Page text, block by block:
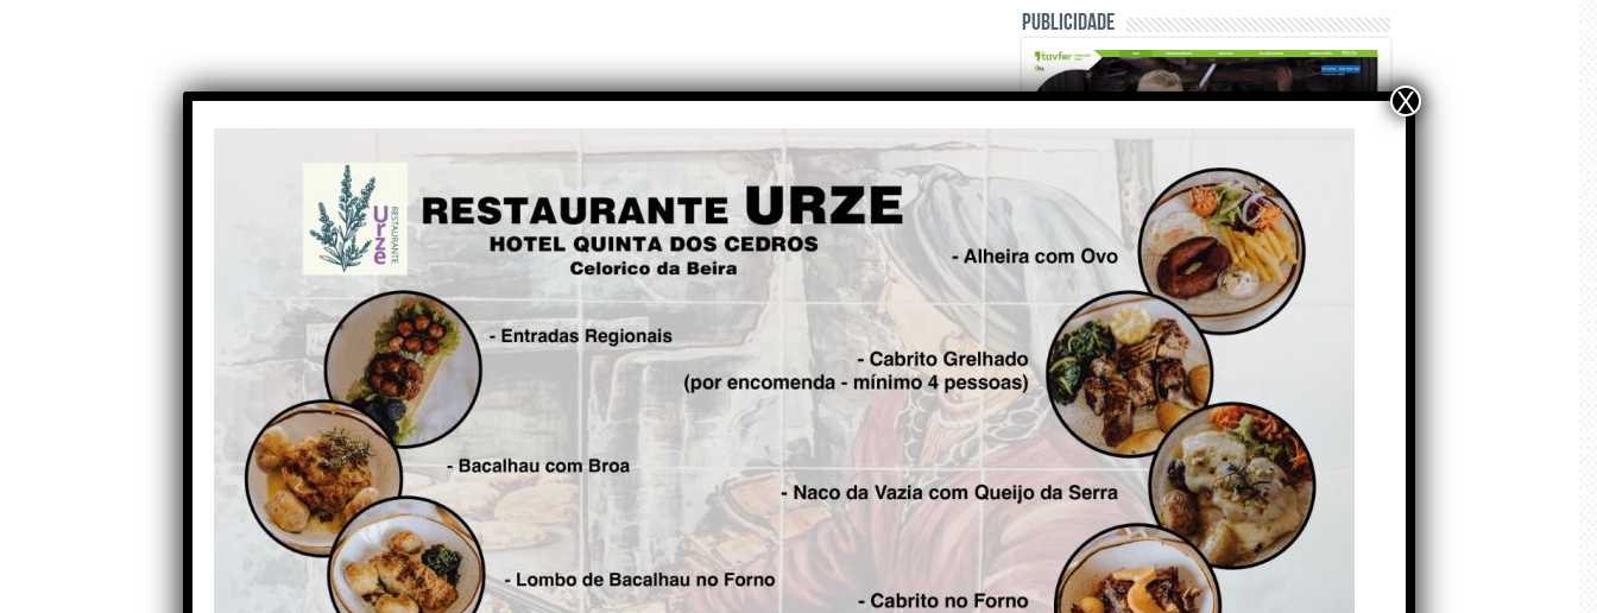
Publicidade
OPINIÃO E CRÓNICAS
Matraquilhos… Autor:
Fernando Roldão
6 de Agosto de 2026
A marca Sporting em
todo o mundo está a
crescer atrás de
Ronaldo. Autor: Paulo
Freitas do Amaral
5 de Agosto de 2026
Falso crescimento…
Autor: Nuno Pereira
X